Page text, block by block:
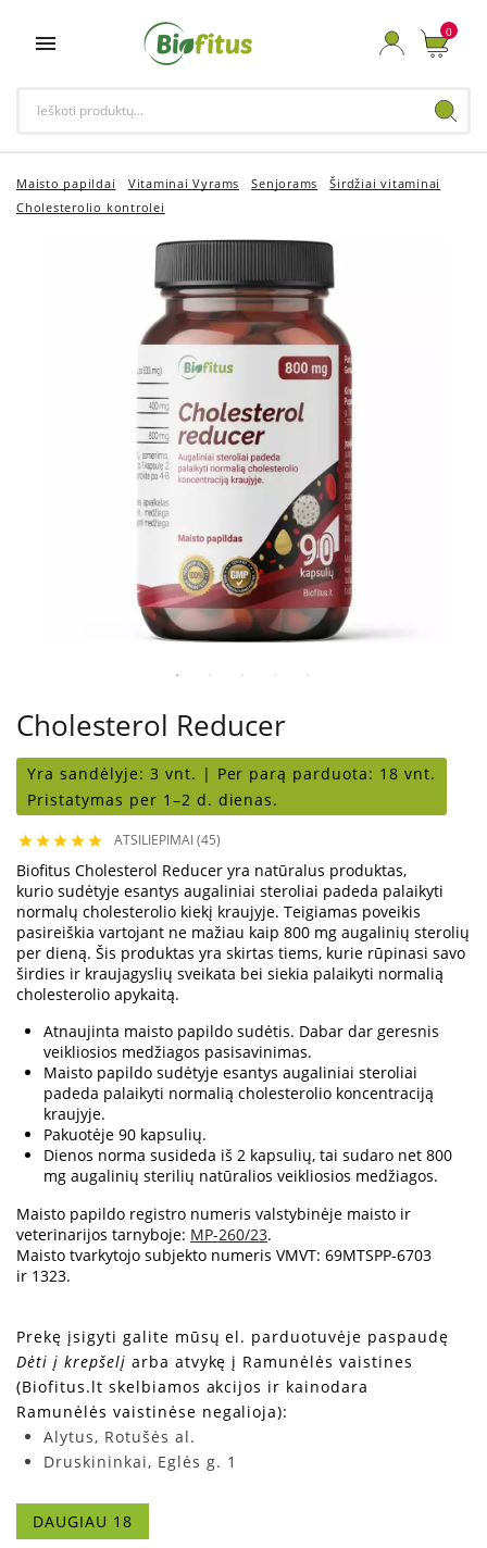
 0
Maisto papildai Vitaminai Vyrams Senjorams
Širdžiai vitaminai
Cholesterolio kontrolei
Cholesterol Reducer
Yra sandėlyje: 3 vnt. | Per parą parduota: 18 vnt.
Pristatymas per 1–2 d. dienas.
     ATSILIEPIMAI (45)
Biofitus Cholesterol Reducer yra natūralus produktas,
kurio sudėtyje esantys augaliniai steroliai padeda palaikyti
normalų cholesterolio kiekį kraujyje. Teigiamas poveikis
pasireiškia vartojant ne mažiau kaip 800 mg augalinių sterolių
per dieną. Šis produktas yra skirtas tiems, kurie rūpinasi savo
širdies ir kraujagyslių sveikata bei siekia palaikyti normalią
cholesterolio apykaitą.
Atnaujinta maisto papildo sudėtis. Dabar dar geresnis
veikliosios medžiagos pasisavinimas.
Maisto papildo sudėtyje esantys augaliniai steroliai
padeda palaikyti normalią cholesterolio koncentraciją
kraujyje.
Pakuotėje 90 kapsulių.
Dienos norma susideda iš 2 kapsulių, tai sudaro net 800
mg augalinių sterilių natūralios veikliosios medžiagos.
Maisto papildo registro numeris valstybinėje maisto ir
veterinarijos tarnyboje: MP-260/23.
Maisto tvarkytojo subjekto numeris VMVT: 69MTSPP-6703
ir 1323.
Prekę įsigyti galite mūsų el. parduotuvėje paspaudę
Dėti į krepšelį arba atvykę į Ramunėlės vaistines
(Biofitus.lt skelbiamos akcijos ir kainodara
Ramunėlės vaistinėse negalioja):
Alytus, Rotušės al.
Druskininkai, Eglės g. 1
Griškabūdis, Alyvų g. 1
Joniškėlis, Vytauto g. 1
DAUGIAU 18